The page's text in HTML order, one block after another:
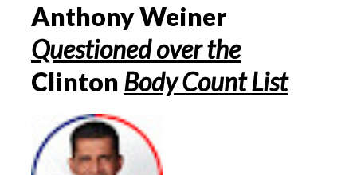
Anthony Weiner
Questioned over the
Clinton Body Count List